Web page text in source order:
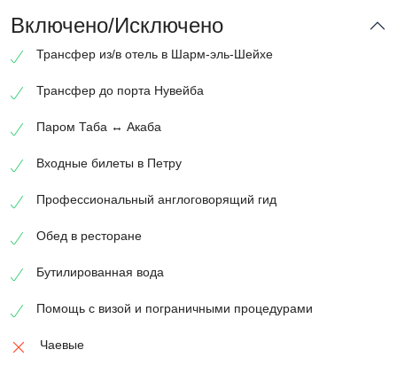
Включено/Исключено
Трансфер из/в отель в Шарм-эль-Шейхе
Трансфер до порта Нувейба
Паром Таба ↔ Акаба
Входные билеты в Петру
Профессиональный англоговорящий гид
Обед в ресторане
Бутилированная вода
Помощь с визой и пограничными процедурами
Чаевые